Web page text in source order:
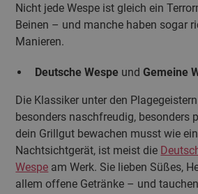
Nicht jede Wespe ist gleich ein
Beinen – und manche haben sogar
Manieren.
Deutsche Wespe undGemeine
Die Klassiker unter den
besonders naschfreudig, besonders
dein Grillgut bewachen musst wie
Nachtsichtgerät, ist meist die
Wespe am Werk. Sie lieben Süßes,
allem offene Getränke – und